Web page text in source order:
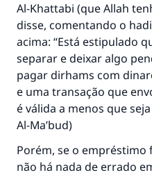
Al-Khattabi (que Allah
disse, comentando o
acima: “Está estipulado
separar e deixar algo
pagar dirhams com
e uma transação que
é válida a menos que
Al-Ma’bud)
Porém, se o empréstimo
não há nada de errado
Ajude-nos a
"Quem quer que
que é bom
que